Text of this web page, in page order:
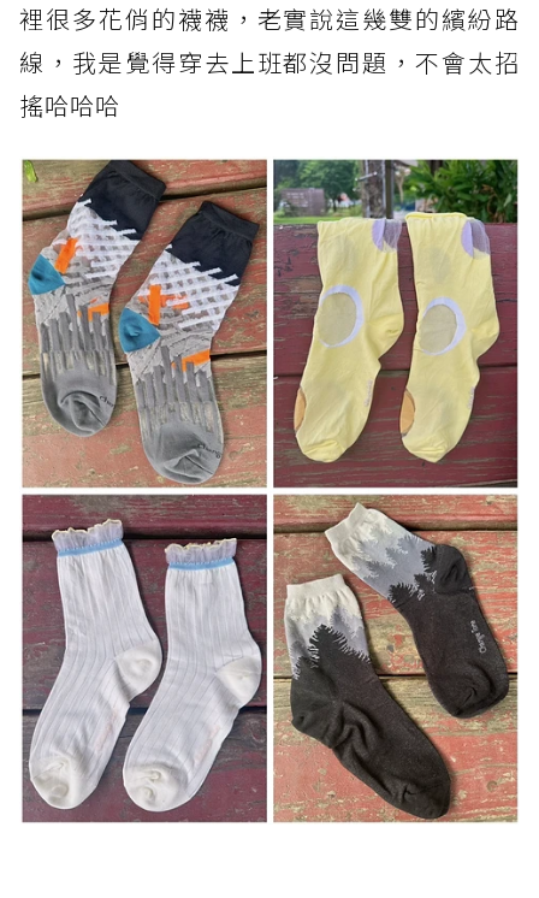
裡很多花俏的襪襪，老實說這幾雙的繽紛路
線，我是覺得穿去上班都沒問題，不會太招
搖哈哈哈